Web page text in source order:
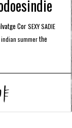
CorSEXY SADIE
summerthe